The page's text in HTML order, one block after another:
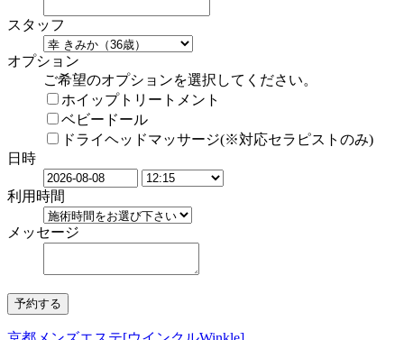
スタッフ
オプション
ご希望のオプションを選択してください。
ホイップトリートメント
ベビードール
ドライヘッドマッサージ(※対応セラピストのみ)
日時
利用時間
メッセージ